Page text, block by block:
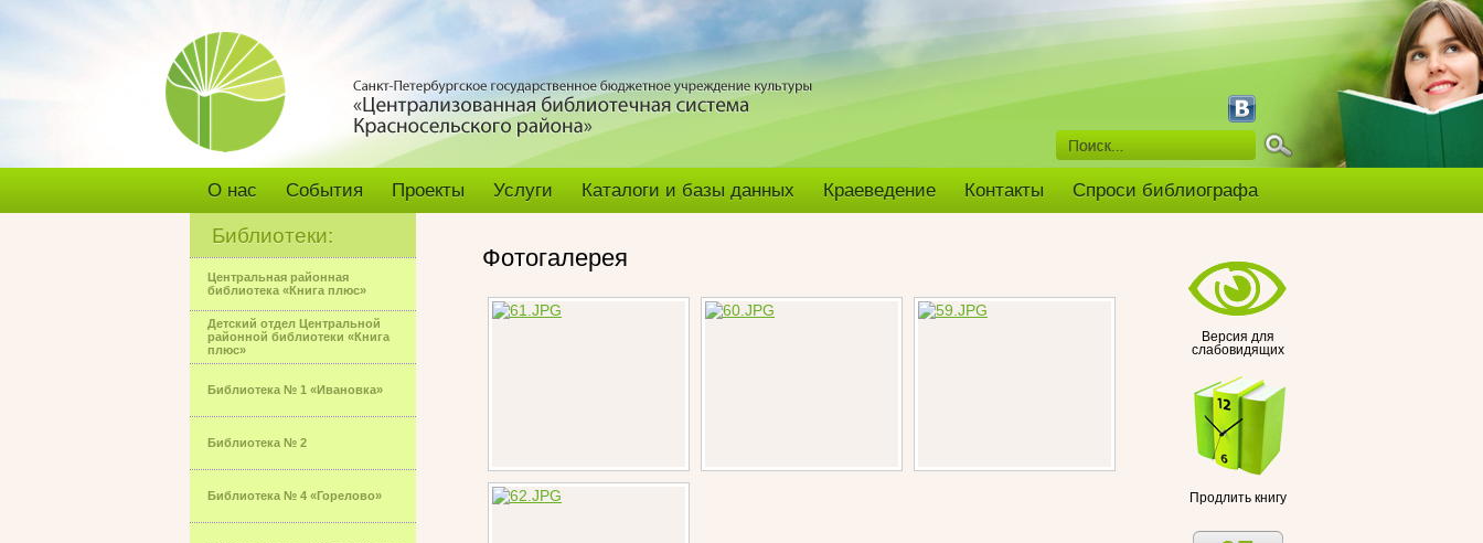
О нас События Проекты Услуги Каталоги и базы данных Краеведение Контакты Спроси библиографа
Библиотеки:
Центральная районная
библиотека «Книга плюс»
Детский отдел Центральной
районной библиотеки «Книга
плюс»
Библиотека № 1 «Ивановка»
Библиотека № 2
Библиотека № 4 «Горелово»
Версия для
слабовидящих
Продлить книгу
Фотогалерея